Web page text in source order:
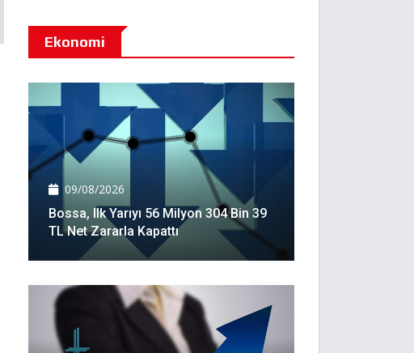
Ekonomi
09/08/2026
Bossa, Ilk Yarıyı 56 Milyon 304 Bin 39
TL Net Zararla Kapattı